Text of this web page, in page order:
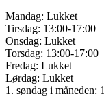
Mandag: Lukket
Tirsdag: 13:00-17:00
Onsdag: Lukket
Torsdag: 13:00-17:00
Fredag: Lukket
Lørdag: Lukket
1. søndag i måneden: